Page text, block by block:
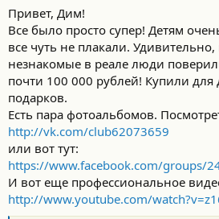
Привет, Дим!
Все было просто супер! Детям
все чуть не плакали.
незнакомые в реале люди
почти 100 000 рублей! Купили для
подарков.
Есть пара фотоальбомов.
http://vk.com/club62073659
или вот тут:
https://www.facebook.com/groups/
И вот еще профессиональное
http://www.youtube.com/